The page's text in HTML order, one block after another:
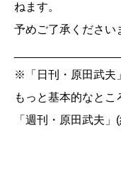
ねます。
予めご了承ください
※「日刊・原田武夫
もっと基本的なと
「週刊・原田武夫